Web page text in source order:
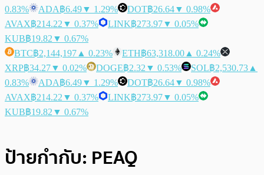
0.83%
ADA฿6.49▼ 1.29% DOT฿26.64▼ 0.98%
AVAX฿214.22 ▼ 0.37% LINK฿273.97▼ 0.05%
KUB฿19.82 ▼ 0.67%
BTC฿2,144,197 ▲ 0.23% ETH฿63,318.00 ▲ 0.24%
XRP฿34.27▼ 0.02% DOGE฿2.32 ▼ 0.53% SOL฿2,530.73 ▲
0.83%
ADA฿6.49▼ 1.29% DOT฿26.64▼ 0.98%
AVAX฿214.22 ▼ 0.37% LINK฿273.97▼ 0.05%
KUB฿19.82 ▼ 0.67%
ป้ายกำกับ: PEAQ